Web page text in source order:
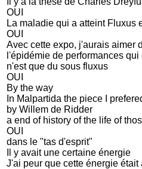
OUI
La maladie qui a atteint Fluxus
OUI
Avec cette expo, j'aurais aimer
l'épidémie de performances
n'est que du sous fluxus
OUI
By the way
In Malpartida the piece I
by Willem de Ridder
a end of history of the life of
OUI
dans le "tas d'esprit"
Il y avait une certaine énergie
J'ai peur que cette énergie